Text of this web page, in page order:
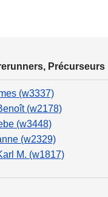
Précurseurs
(w3337)
(w2178)
(w3448)
(w2329)
M. (w1817)